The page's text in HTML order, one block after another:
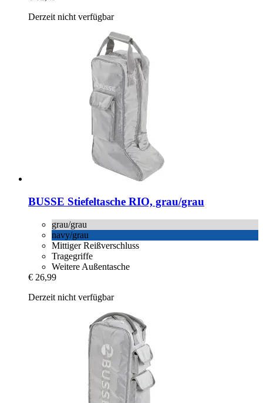
Derzeit nicht verfügbar
BUSSE Stiefeltasche RIO, grau/grau
grau/grau
navy/grau
Mittiger Reißverschluss
Tragegriffe
Weitere Außentasche
€ 26,99
Derzeit nicht verfügbar